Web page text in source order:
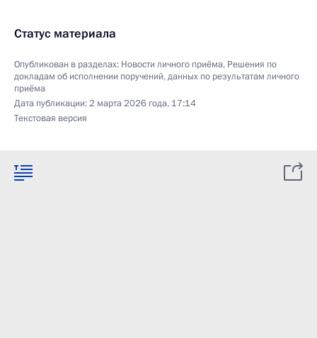
Статус материала
Опубликован в разделах: Новости личного приёма, Решения по
докладам об исполнении поручений, данных по результатам личного
приёма
Дата публикации:2 марта 2026 года, 17:14
Текстовая версия